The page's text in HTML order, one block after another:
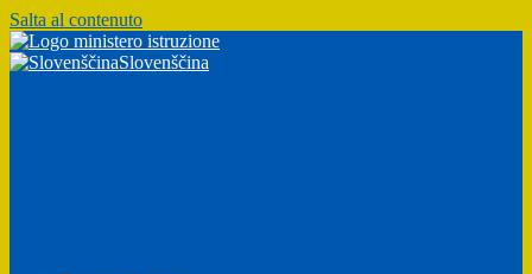
Salta al contenuto
Slovenščina